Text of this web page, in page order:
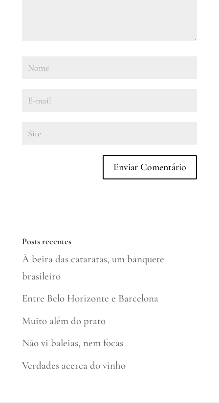
Posts recentes
À beira das cataratas, um banquete
brasileiro
Entre Belo Horizonte e Barcelona
Muito além do prato
Não vi baleias, nem focas
Verdades acerca do vinho